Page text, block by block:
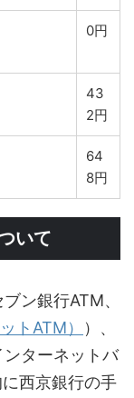
0円
43
2円
64
8円
いて
ン銀行ATM、
トATM）
）、
ターネットバ
西京銀行の手